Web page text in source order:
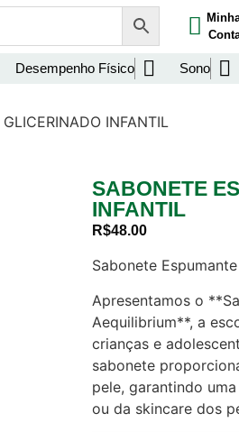
Desempenho Físico Sono
INFANTIL
SABONETE
INFANTIL
R$48.00
Sabonete
Apresentamos o
Aequilibrium**, a
crianças e
sabonete
pele, garantindo
ou da skincare dos